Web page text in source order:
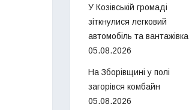
У Козівській громаді
зіткнулися легковий
автомобіль та вантажівка
05.08.2026
На Зборівщині у полі
загорівся комбайн
05.08.2026